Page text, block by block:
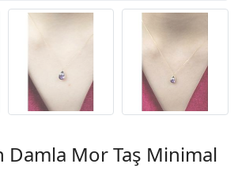
Damla Mor Taş Minimal